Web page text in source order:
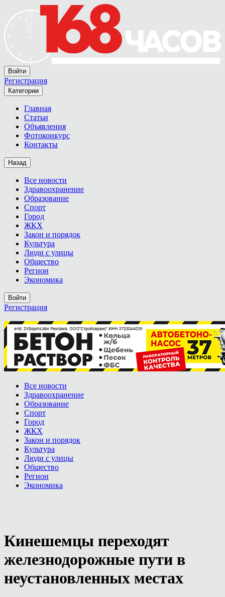
Войти
Регистрация
Категории
Главная
Статьи
Объявления
Фотоконкурс
Контакты
Назад
Все новости
Здравоохранение
Образование
Спорт
Город
ЖКХ
Закон и порядок
Культура
Люди с улицы
Общество
Регион
Экономика
Войти
Регистрация
Все новости
Здравоохранение
Образование
Спорт
Город
ЖКХ
Закон и порядок
Культура
Люди с улицы
Общество
Регион
Экономика
Кинешемцы переходят
железнодорожные пути в
неустановленных местах